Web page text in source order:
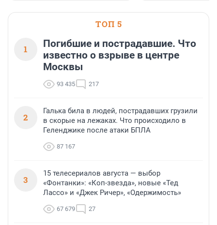
ТОП 5
1
Погибшие и пострадавшие. Что
известно о взрыве в центре
Москвы
93 435 217
2
Галька била в людей, пострадавших грузили
в скорые на лежаках. Что происходило в
Геленджике после атаки БПЛА
87 167
3
15 телесериалов августа — выбор
«Фонтанки»: «Коп-звезда», новые «Тед
Лассо» и «Джек Ричер», «Одержимость»
67 679 27